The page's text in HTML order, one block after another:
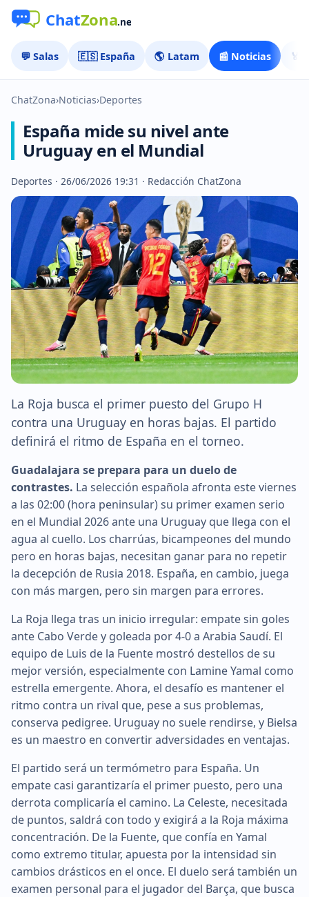
💬 Salas 🇪🇸 España 🌎 Latam 📰 Noticias 🏅
ChatZona›Noticias›Deportes
España mide su nivel ante
Uruguay en el Mundial
Deportes · 26/06/2026 19:31 · Redacción ChatZona
La Roja busca el primer puesto del Grupo H
contra una Uruguay en horas bajas. El partido
definirá el ritmo de España en el torneo.
Guadalajara se prepara para un duelo de
contrastes. La selección española afronta este viernes
a las 02:00 (hora peninsular) su primer examen serio
en el Mundial 2026 ante una Uruguay que llega con el
agua al cuello. Los charrúas, bicampeones del mundo
pero en horas bajas, necesitan ganar para no repetir
la decepción de Rusia 2018. España, en cambio, juega
con más margen, pero sin margen para errores.
La Roja llega tras un inicio irregular: empate sin goles
ante Cabo Verde y goleada por 4-0 a Arabia Saudí. El
equipo de Luis de la Fuente mostró destellos de su
mejor versión, especialmente con Lamine Yamal como
estrella emergente. Ahora, el desafío es mantener el
ritmo contra un rival que, pese a sus problemas,
conserva pedigree. Uruguay no suele rendirse, y Bielsa
es un maestro en convertir adversidades en ventajas.
El partido será un termómetro para España. Un
empate casi garantizaría el primer puesto, pero una
derrota complicaría el camino. La Celeste, necesitada
de puntos, saldrá con todo y exigirá a la Roja máxima
concentración. De la Fuente, que confía en Yamal
como extremo titular, apuesta por la intensidad sin
cambios drásticos en el once. El duelo será también un
examen personal para el jugador del Barça, que busca